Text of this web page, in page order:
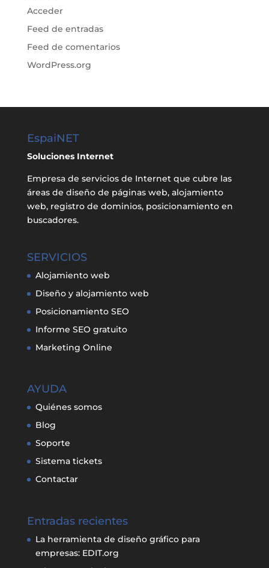
Acceder
Feed de entradas
Feed de comentarios
WordPress.org
EspaiNET
Soluciones Internet
Empresa de servicios de Internet que cubre las
áreas de diseño de páginas web, alojamiento
web, registro de dominios, posicionamiento en
buscadores.
SERVICIOS
Alojamiento web
Diseño y alojamiento web
Posicionamiento SEO
Informe SEO gratuito
Marketing Online
AYUDA
Quiénes somos
Blog
Soporte
Sistema tickets
Contactar
Entradas recientes
La herramienta de diseño gráfico para
empresas: EDIT.org